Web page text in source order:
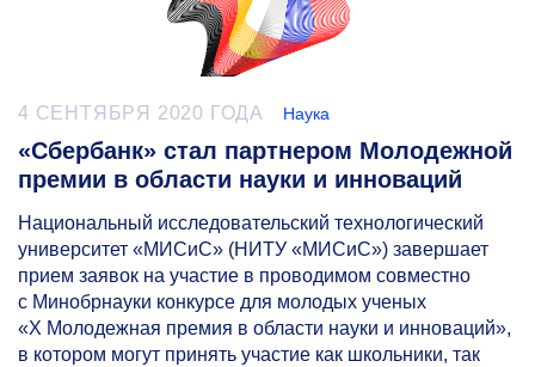
4 СЕНТЯБРЯ 2020 ГОДА Наука
«Сбербанк» стал партнером Молодежной
премии в области науки и инноваций
Национальный исследовательский технологический
университет «МИСиС» (НИТУ «МИСиС») завершает
прием заявок на участие в проводимом совместно
с Минобрнауки конкурсе для молодых ученых
«Х Молодежная премия в области науки и инноваций»,
в котором могут принять участие как школьники, так